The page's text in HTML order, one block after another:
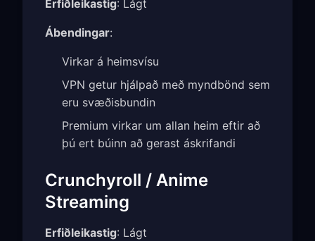
Erfiðleikastig: Lágt
Ábendingar:
Virkar á heimsvísu
VPN getur hjálpað með myndbönd sem
eru svæðisbundin
Premium virkar um allan heim eftir að
þú ert búinn að gerast áskrifandi
Crunchyroll / Anime
Streaming
Erfiðleikastig: Lágt